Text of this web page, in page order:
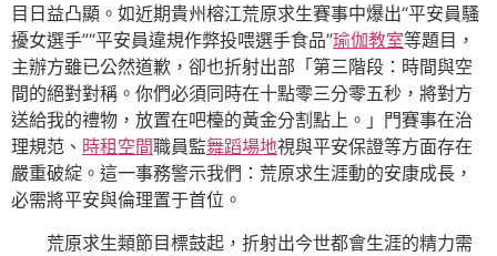
目日益凸顯。如近期貴州榕江荒原求生賽事中爆出“平安員騷
擾女選手”“平安員違規作弊投喂選手食品”瑜伽教室等題目，
主辦方雖已公然道歉，卻也折射出部「第三階段：時間與空
間的絕對對稱。你們必須同時在十點零三分零五秒，將對方
送給我的禮物，放置在吧檯的黃金分割點上。」門賽事在治
理規范、 時租空間職員監舞蹈場地視與平安保證等方面存在
嚴重破綻。這一事務警示我們：荒原求生涯動的安康成長，
必需將平安與倫理置于首位。
荒原求生類節目標鼓起，折射出今世都會生涯的精力需